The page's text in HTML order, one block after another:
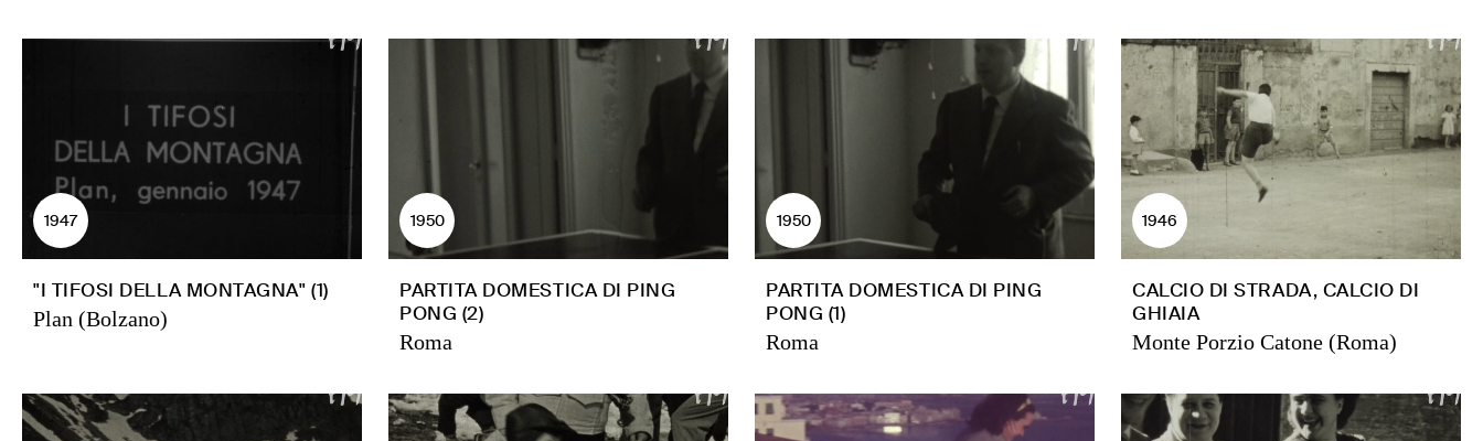
1947
"I TIFOSI DELLA MONTAGNA" (1)
Plan (Bolzano)
1950
PARTITA DOMESTICA DI PING
PONG (2)
Roma
1950
PARTITA DOMESTICA DI PING
PONG (1)
Roma
1946
CALCIO DI STRADA, CALCIO DI
GHIAIA
Monte Porzio Catone (Roma)